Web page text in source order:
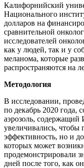
Калифорнийский
Национального
долларов на
сравнительной
исследователей
как у людей, так и у
меланома, которые
распространяются на
Методология
В исследовании,
по декабрь 2020 года,
аэрозоль,
увеличивались, чтобы
эффективность, но и
которых может
продемонстрировали
дней после того, как